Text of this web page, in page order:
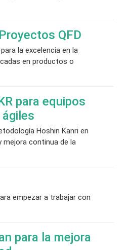
QFD
la excelencia en la
en productos o
para equipos
Hoshin Kanri en
mejora continua de la
empezar a trabajar con
para la mejora